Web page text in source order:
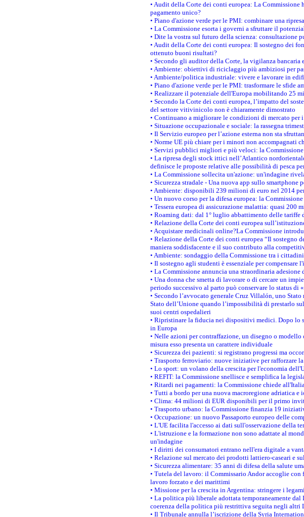
• Audit della Corte dei conti europea: La
pagamento unico?
• Piano d'azione verde per le PMI: combinare una
• La Commissione esorta i governi a sfruttare il
• Dite la vostra sul futuro della scienza: consultazione
• Audit della Corte dei conti europea: Il sostegno dei
ottenuto buoni risultati?
• Secondo gli auditor della Corte, la vigilanza bancaria
• Ambiente: obiettivi di riciclaggio più ambiziosi per
• Ambiente/politica industriale: vivere e lavorare in
• Piano d'azione verde per le PMI: trasformare le sfide
• Realizzare il potenziale dell'Europa mobilitando 25
• Secondo la Corte dei conti europea, l’impatto del
del settore vitivinicolo non è chiaramente dimostrato
• Continuano a migliorare le condizioni di mercato per
• Situazione occupazionale e sociale: la rassegna
• Il Servizio europeo per l’azione esterna non sta
• Norme UE più chiare per i minori non accompagnati
• Servizi pubblici migliori e più veloci: la
• La ripresa degli stock ittici nell’Atlantico
definisce le proposte relative alle possibilità di pesca
• La Commissione sollecita un'azione: un'indagine
• Sicurezza stradale - Una nuova app sullo
• Ambiente: disponibili 239 milioni di euro nel 2014
• Un nuovo corso per la difesa europea: la
• Tessera europea di assicurazione malattia: quasi 200
• Roaming dati: dal 1° luglio abbattimento delle tariffe
• Relazione della Corte dei conti europea
• Acquistare medicinali online?La Commissione
• Relazione della Corte dei conti europea “Il
maniera soddisfacente e il suo contributo alla
• Ambiente: sondaggio della Commissione tra i
• Il sostegno agli studenti è essenziale per
• La Commissione annuncia una straordinaria
• Una donna che smetta di lavorare o di cercare un
periodo successivo al parto può conservare lo status di
• Secondo l’avvocato generale Cruz Villalón, uno
Stato dell’Unione quando l’impossibilità di prestarlo
suoi centri ospedalieri
• Ripristinare la fiducia nei dispositivi medici. Dopo lo
in Europa
• Nelle azioni per contraffazione, un disegno o
misura esso presenta un carattere individuale
• Sicurezza dei pazienti: si registrano progressi ma
• Trasporto ferroviario: nuove iniziative per rafforzare
• Lo sport: un volano della crescita per l'economia
• REFIT: la Commissione snellisce e semplifica la
• Ritardi nei pagamenti: la Commissione chiede
• Tutti a bordo per una nuova macroregione adriatica
• Clima: 44 milioni di EUR disponibili per il primo
• Trasporto urbano: la Commissione finanzia 19
• Occupazione: un nuovo Passaporto europeo delle
• L'UE facilita l'accesso ai dati sull'osservazione della
• L'istruzione e la formazione non sono adattate al
un'indagine
• I diritti dei consumatori entrano nell'era digitale a
• Relazione sul mercato dei prodotti lattiero-caseari e
• Sicurezza alimentare: 35 anni di difesa della salute
• Tutela del lavoro: il Commissario Andor accoglie
lavoro forzato e dei marittimi
• Missione per la crescita in Argentina: stringere i
• La politica più liberale adottata temporaneamente
coerenza della politica più restrittiva seguita negli altri
• Il Tribunale annulla l’iscrizione della Syria